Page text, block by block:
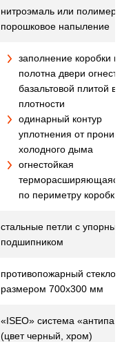
нитроэмаль или
порошковое напыление
заполнение коробки и
полотна двери
базальтовой плитой
плотности
одинарный контур
уплотнения от
холодного дыма
огнестойкая
по периметру коробки
стальные петли с
подшипником
противопожарный
размером 700х300 мм
«ISEO» система
(цвет черный, хром)